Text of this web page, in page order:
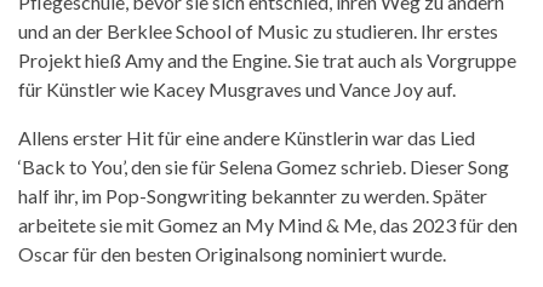
und an der Berklee School of Music zu studieren. Ihr erstes
Projekt hieß Amy and the Engine. Sie trat auch als Vorgruppe
für Künstler wie Kacey Musgraves und Vance Joy auf.
Allens erster Hit für eine andere Künstlerin war das Lied
‘Back to You, den sie für Selena Gomez schrieb. Dieser Song
half ihr, im Pop-Songwriting bekannter zu werden.Später
arbeitete sie mit Gomez an My Mind & Me, das 2023 für den
Oscar für den besten Originalsong nominiert wurde.